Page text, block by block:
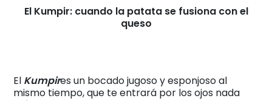
El Kumpir: cuando la patata se fusiona con el
queso
El Kumpires un bocado jugoso y esponjoso al
mismo tiempo, que te entrará por los ojos nada